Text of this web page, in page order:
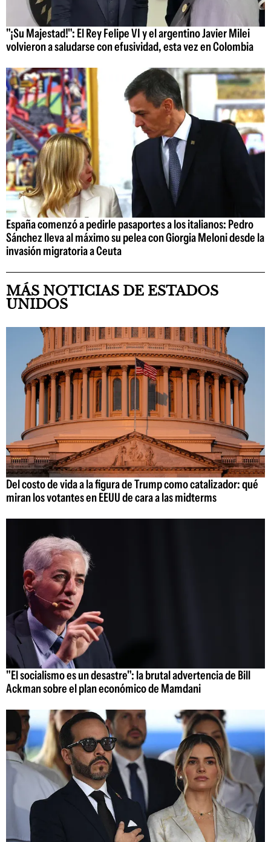
"¡Su Majestad!": El Rey Felipe VI y el argentino Javier Milei
volvieron a saludarse con efusividad, esta vez en Colombia
España comenzó a pedirle pasaportes a los italianos: Pedro
Sánchez lleva al máximo su pelea con Giorgia Meloni desde la
invasión migratoria a Ceuta
MÁS NOTICIAS DE ESTADOS
UNIDOS
Del costo de vida a la figura de Trump como catalizador: qué
miran los votantes en EEUU de cara a las midterms
"El socialismo es un desastre": la brutal advertencia de Bill
Ackman sobre el plan económico de Mamdani